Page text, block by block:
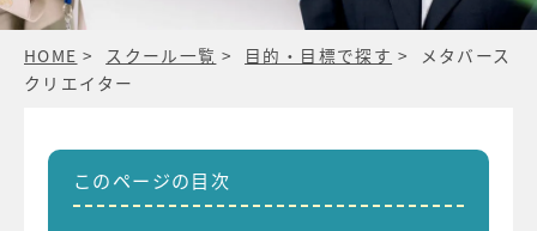
HOME スクール一覧 目的・目標で探す
メタバース
クリエイター
このページの目次